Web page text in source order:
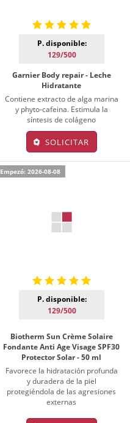
P. disponible:
129/500
Garnier Body repair - Leche
Hidratante
Contiene extracto de alga marina
y phyto-cafeina. Estimula la
síntesis de colágeno
SOLICITAR
Empezó: 2026-08-08
P. disponible:
129/500
Biotherm Sun Crème Solaire
Fondante Anti Age Visage SPF30
Protector Solar - 50 ml
Favorece la hidratación profunda
y duradera de la piel
protegiéndola de las agresiones
externas